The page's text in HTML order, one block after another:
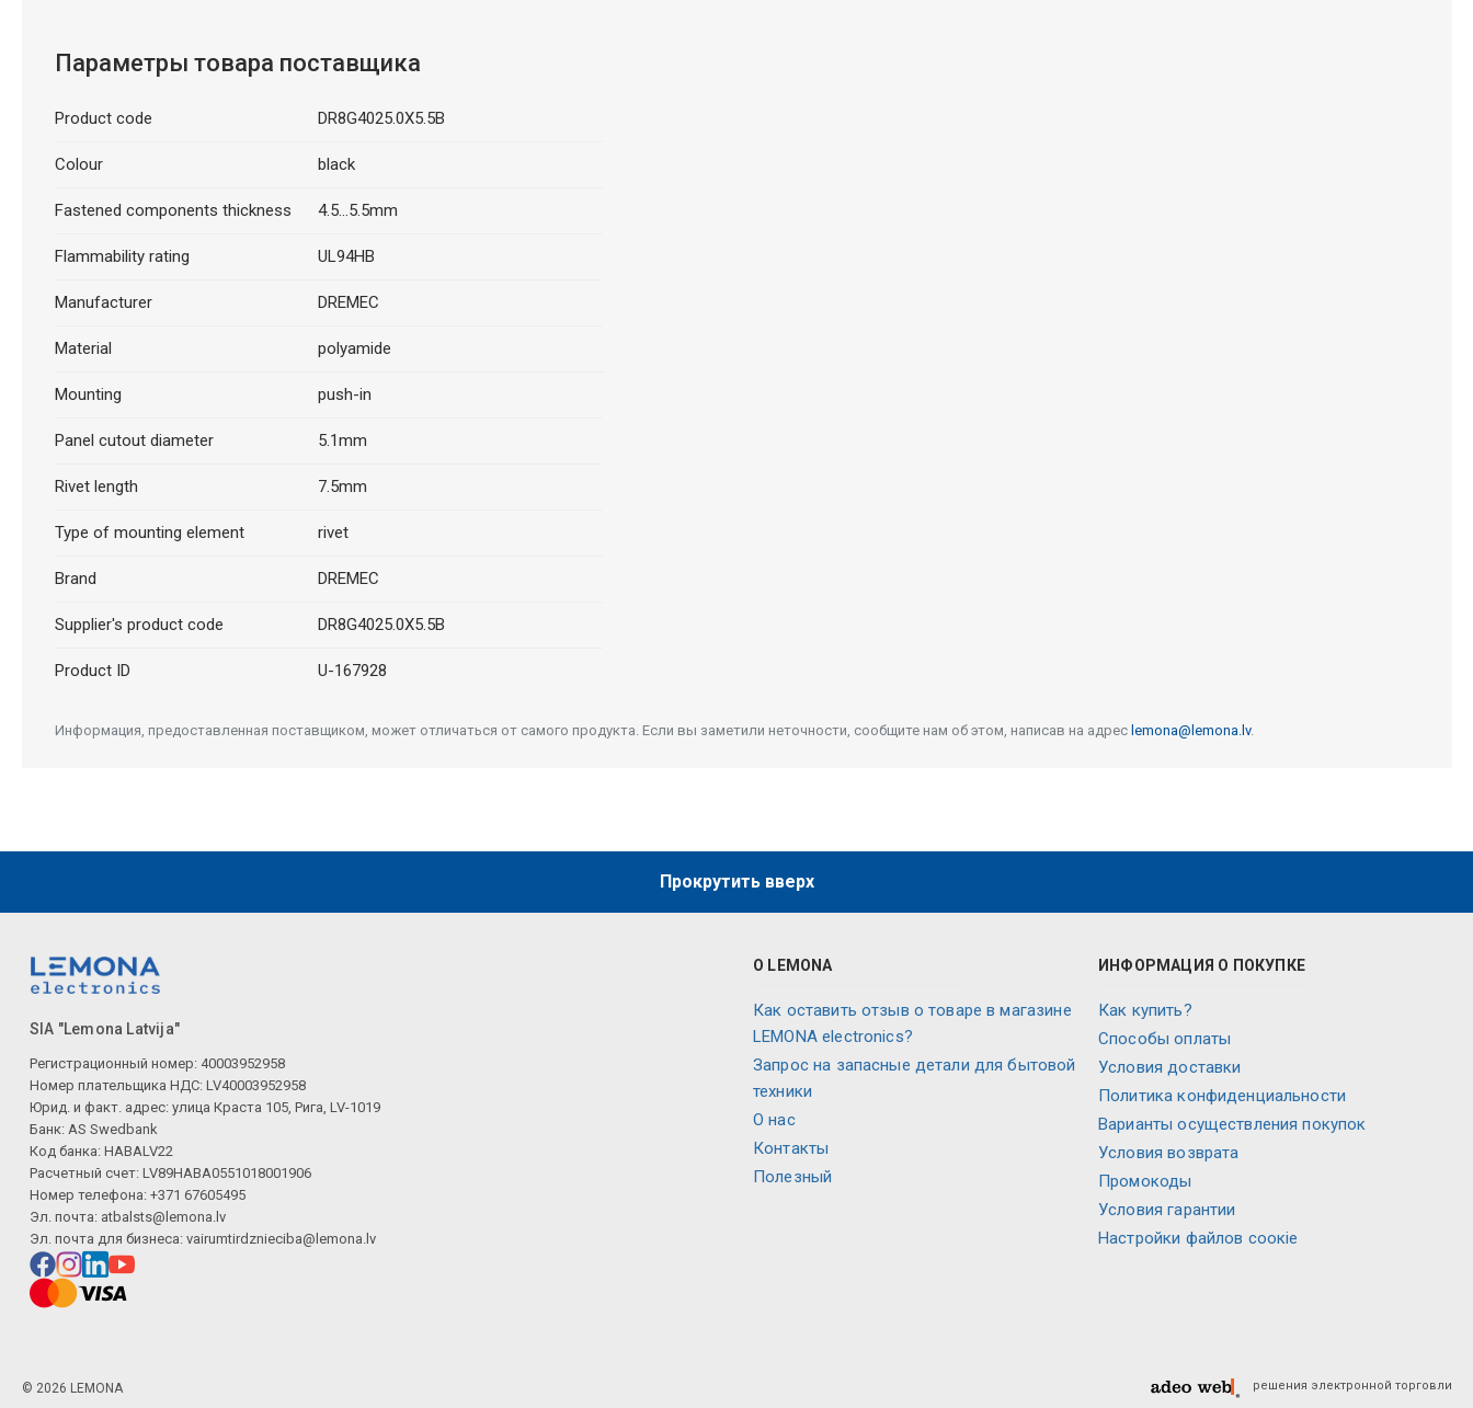
Параметры товара поставщика
Product code DR8G4025.0X5.5B
Colour black
Fastened components thickness 4.5...5.5mm
Flammability rating UL94HB
Manufacturer DREMEC
Material polyamide
Mounting push-in
Panel cutout diameter 5.1mm
Rivet length 7.5mm
Type of mounting element rivet
Brand DREMEC
Supplier's product code DR8G4025.0X5.5B
Product ID U-167928
Информация, предоставленная поставщиком, может отличаться от самого продукта. Если вы заметили неточности, сообщите нам об этом, написав на адрес lemona@lemona.lv.
Прокрутить вверх
SIA "Lemona Latvija"
Регистрационный номер: 40003952958
Номер плательщика НДС: LV40003952958
Юрид. и факт. адрес: улица Краста 105, Рига, LV-1019
Банк: AS Swedbank
Код банка: HABALV22
Расчетный счет: LV89HABA0551018001906
Номер телефона: +371 67605495
Эл. почта: atbalsts@lemona.lv
Эл. почта для бизнеса: vairumtirdznieciba@lemona.lv
О LEMONA
Как оставить отзыв о товаре в магазине
LEMONA electronics?
Запрос на запасные детали для бытовой
техники
О нас
Контакты
Полезный
ИНФОРМАЦИЯ О ПОКУПКЕ
Как купить?
Способы оплаты
Условия доставки
Политика конфиденциальности
Варианты осуществления покупок
Условия возврата
Промокоды
Условия гарантии
Настройки файлов соокіе
© 2026 LEMONA решения электронной торговли